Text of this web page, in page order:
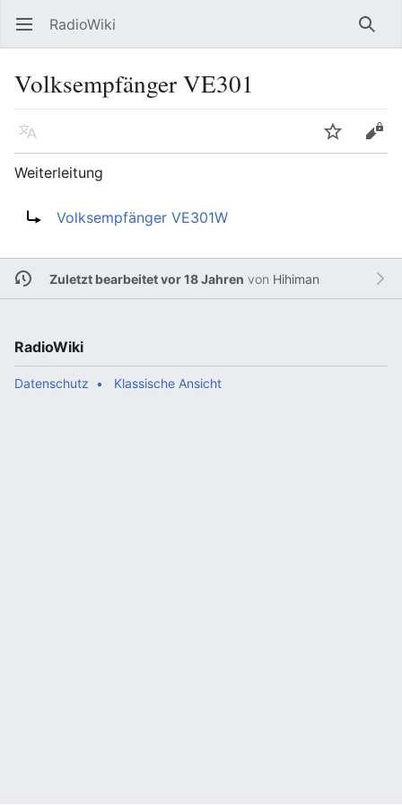
Hauptmenü öffnen RadioWiki
Volksempfänger VE301
Sprache Beobachten
Bearbeiten
Weiterleitung
Volksempfänger VE301W
Zuletzt bearbeitet vor 18 Jahren von Hihiman
RadioWiki
Datenschutz Klassische Ansicht